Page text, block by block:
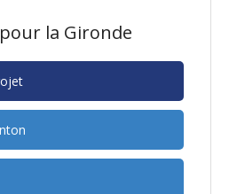
la Gironde